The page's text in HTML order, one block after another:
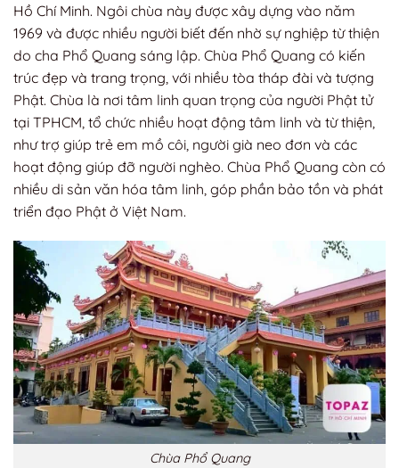
Hồ Chí Minh. Ngôi chùa này được xây dựng vào năm
1969 và được nhiều người biết đến nhờ sự nghiệp từ thiện
do cha Phổ Quang sáng lập. Chùa Phổ Quang có kiến
trúc đẹp và trang trọng, với nhiều tòa tháp đài và tượng
Phật. Chùa là nơi tâm linh quan trọng của người Phật tử
tại TPHCM, tổ chức nhiều hoạt động tâm linh và từ thiện,
như trợ giúp trẻ em mồ côi, người già neo đơn và các
hoạt động giúp đỡ người nghèo. Chùa Phổ Quang còn có
nhiều di sản văn hóa tâm linh, góp phần bảo tồn và phát
triển đạo Phật ở Việt Nam.
Chùa Phổ Quang